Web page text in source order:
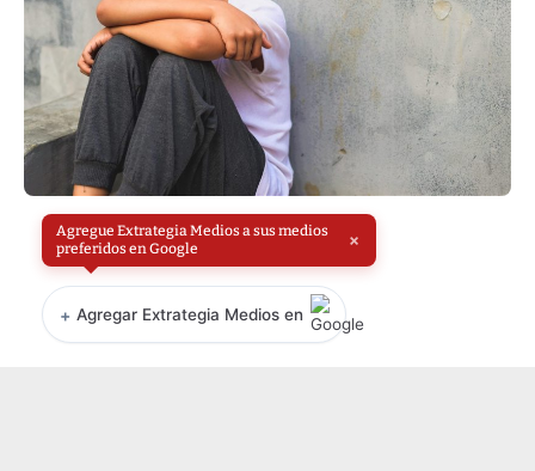
Agregue Extrategia Medios a sus medios
preferidos en Google
×
+ Agregar Extrategia Medios en